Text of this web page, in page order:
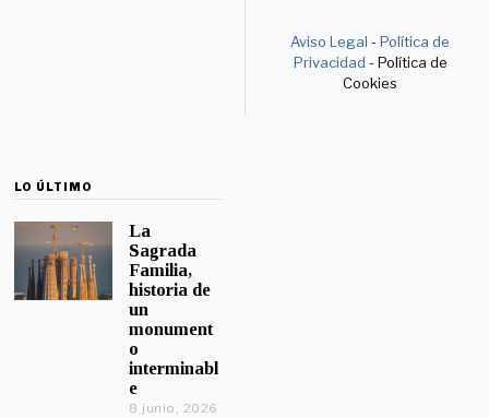
Aviso Legal -Política de
Privacidad - Política de
Cookies
LO ÚLTIMO
La
Sagrada
Familia,
historia de
un
monument
o
interminabl
e
8 junio, 2026